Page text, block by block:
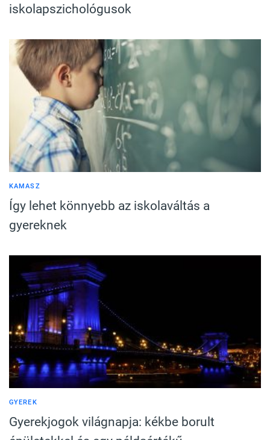
iskolapszichológusok
KAMASZ
Így lehet könnyebb az iskolaváltás a
gyereknek
GYEREK
Gyerekjogok világnapja: kékbe borult